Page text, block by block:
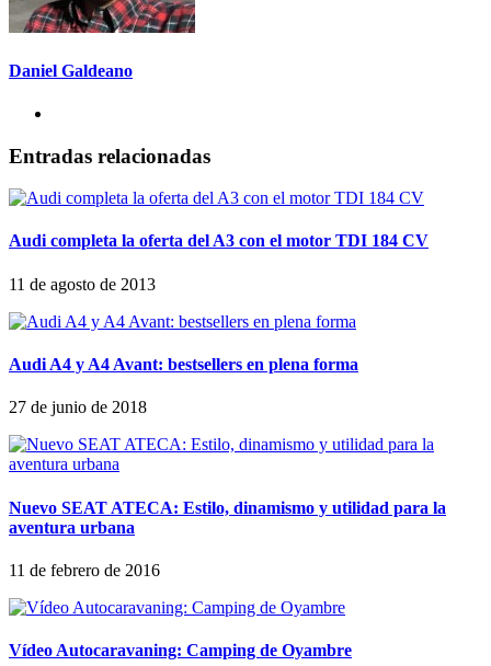
Daniel Galdeano
Entradas relacionadas
Audi completa la oferta del A3 con el motor TDI 184 CV
11 de agosto de 2013
Audi A4 y A4 Avant: bestsellers en plena forma
27 de junio de 2018
Nuevo SEAT ATECA: Estilo, dinamismo y utilidad para la
aventura urbana
11 de febrero de 2016
Vídeo Autocaravaning: Camping de Oyambre